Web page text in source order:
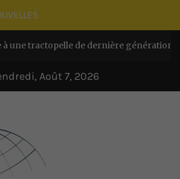
de dernière génération Il y a
Août 7, 2026